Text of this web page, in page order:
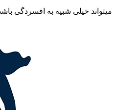
میتواند خیلی شبیه به افسردگی